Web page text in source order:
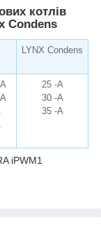
котлів
Condens
LYNX Condens
25 -A
30 -A
35 -A
iPWM1